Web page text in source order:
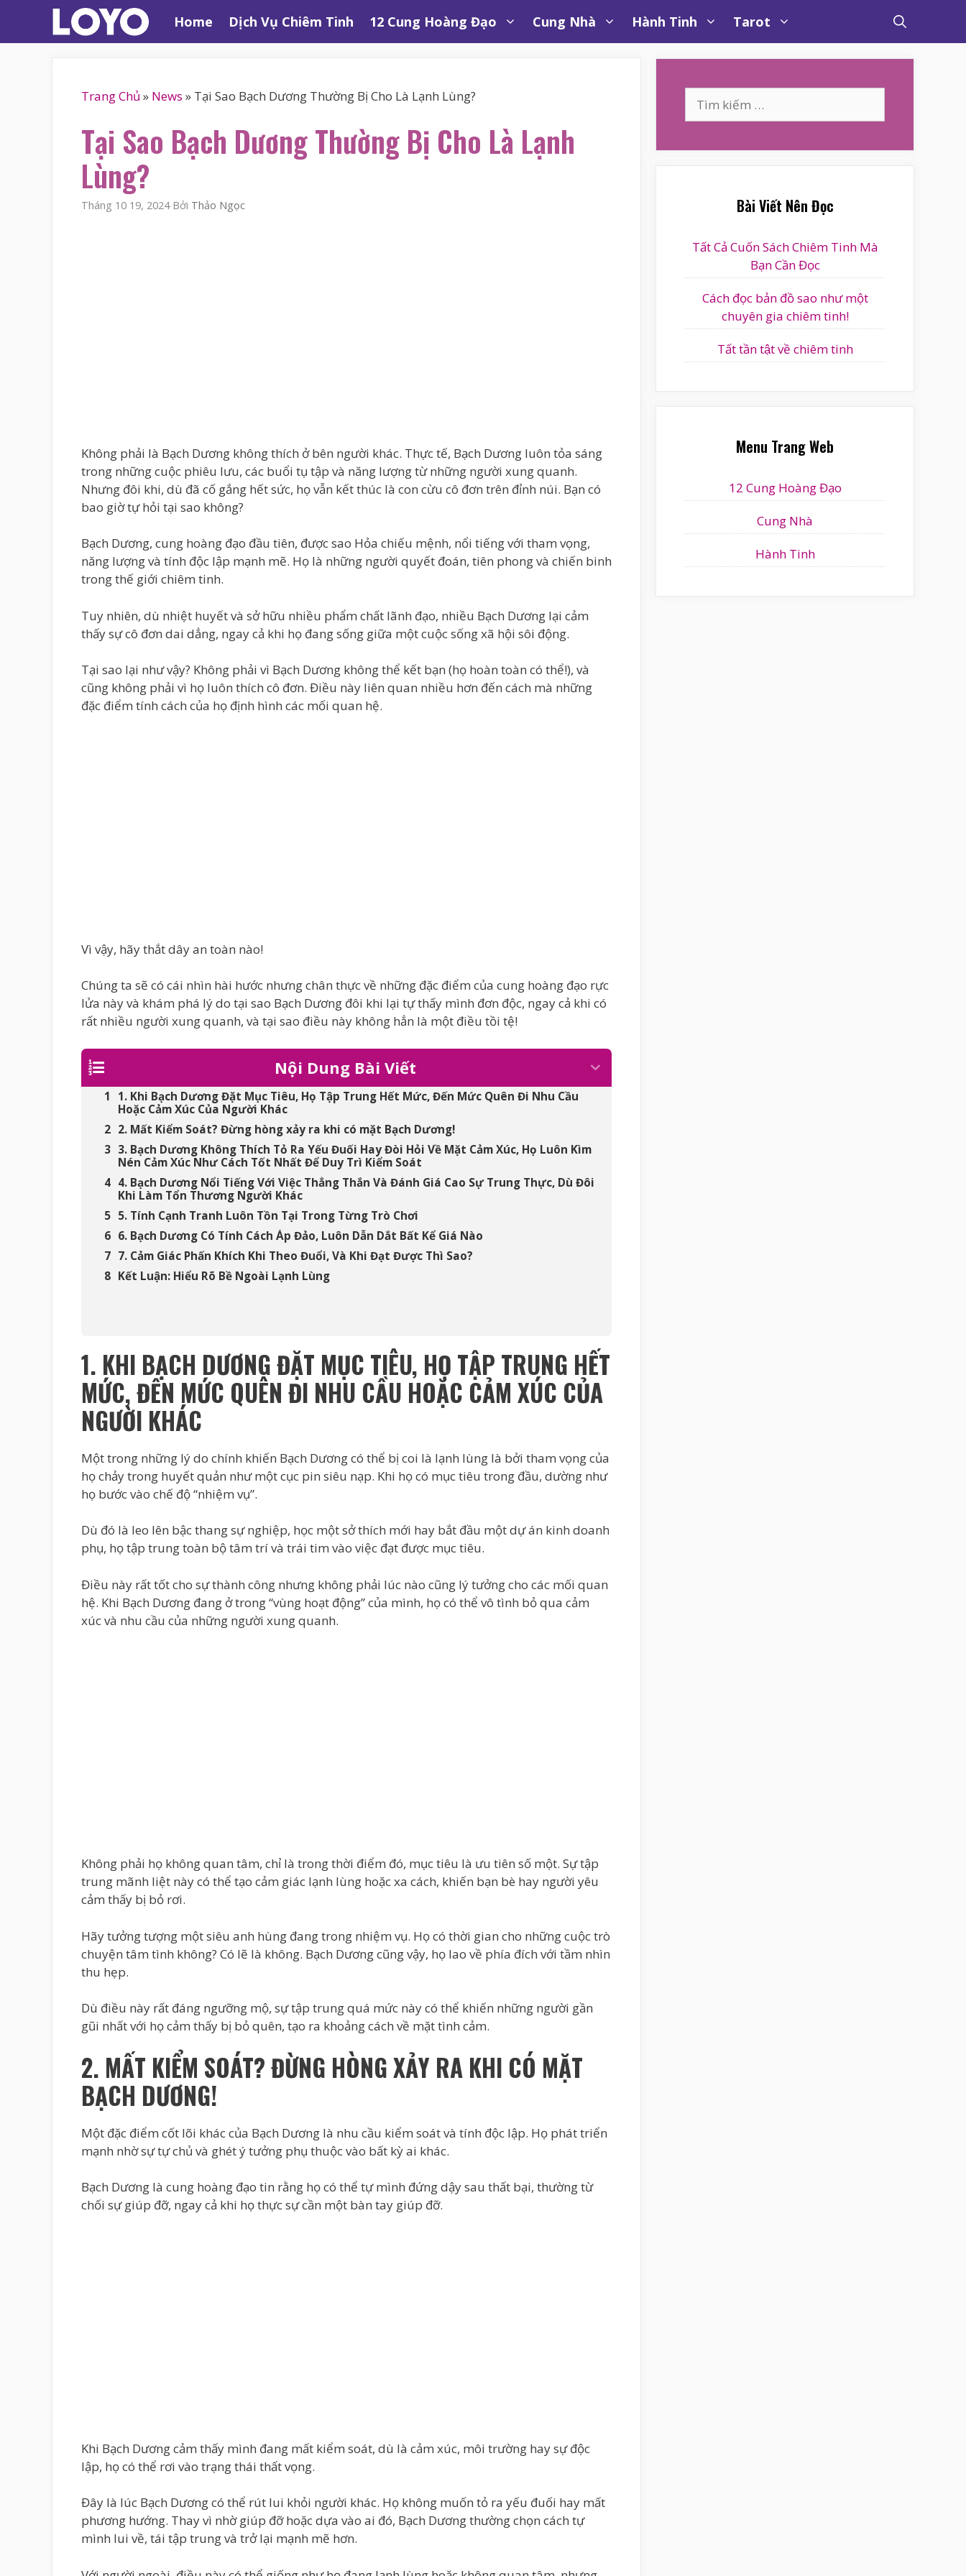
nội
Home Dịch Vụ Chiêm Tinh 12 Cung Hoàng Đạo Cung Nhà Hành Tinh Tarot
Trang Chủ » News » Tại Sao Bạch Dương Thường Bị Cho Là Lạnh Lùng?
Tại Sao Bạch Dương Thường Bị Cho Là Lạnh
Lùng?
Tháng 10 19, 2024 Bởi Thảo Ngọc
Không phải là Bạch Dương không thích ở bên người khác. Thực tế, Bạch Dương luôn tỏa sáng
trong những cuộc phiêu lưu, các buổi tụ tập và năng lượng từ những người xung quanh.
Nhưng đôi khi, dù đã cố gắng hết sức, họ vẫn kết thúc là con cừu cô đơn trên đỉnh núi. Bạn có
bao giờ tự hỏi tại sao không?
Bạch Dương, cung hoàng đạo đầu tiên, được sao Hỏa chiếu mệnh, nổi tiếng với tham vọng,
năng lượng và tính độc lập mạnh mẽ. Họ là những người quyết đoán, tiên phong và chiến binh
trong thế giới chiêm tinh.
Tuy nhiên, dù nhiệt huyết và sở hữu nhiều phẩm chất lãnh đạo, nhiều Bạch Dương lại cảm
thấy sự cô đơn dai dẳng, ngay cả khi họ đang sống giữa một cuộc sống xã hội sôi động.
Tại sao lại như vậy? Không phải vì Bạch Dương không thể kết bạn (họ hoàn toàn có thể!), và
cũng không phải vì họ luôn thích cô đơn. Điều này liên quan nhiều hơn đến cách mà những
đặc điểm tính cách của họ định hình các mối quan hệ.
Vì vậy, hãy thắt dây an toàn nào!
Chúng ta sẽ có cái nhìn hài hước nhưng chân thực về những đặc điểm của cung hoàng đạo rực
lửa này và khám phá lý do tại sao Bạch Dương đôi khi lại tự thấy mình đơn độc, ngay cả khi có
rất nhiều người xung quanh, và tại sao điều này không hẳn là một điều tồi tệ!
Nội Dung Bài Viết
1. Khi Bạch Dương Đặt Mục Tiêu, Họ Tập Trung Hết Mức, Đến Mức Quên Đi Nhu Cầu
Hoặc Cảm Xúc Của Người Khác
2. Mất Kiểm Soát? Đừng hòng xảy ra khi có mặt Bạch Dương!
3. Bạch Dương Không Thích Tỏ Ra Yếu Đuối Hay Đòi Hỏi Về Mặt Cảm Xúc, Họ Luôn Kìm
Nén Cảm Xúc Như Cách Tốt Nhất Để Duy Trì Kiểm Soát
4. Bạch Dương Nổi Tiếng Với Việc Thẳng Thắn Và Đánh Giá Cao Sự Trung Thực, Dù Đôi
Khi Làm Tổn Thương Người Khác
5. Tính Cạnh Tranh Luôn Tồn Tại Trong Từng Trò Chơi
6. Bạch Dương Có Tính Cách Áp Đảo, Luôn Dẫn Dắt Bất Kể Giá Nào
7. Cảm Giác Phấn Khích Khi Theo Đuổi, Và Khi Đạt Được Thì Sao?
Kết Luận: Hiểu Rõ Bề Ngoài Lạnh Lùng
1. KHI BẠCH DƯƠNG ĐẶT MỤC TIÊU, HỌ TẬP TRUNG HẾT
MỨC, ĐẾN MỨC QUÊN ĐI NHU CẦU HOẶC CẢM XÚC CỦA
NGƯỜI KHÁC
Một trong những lý do chính khiến Bạch Dương có thể bị coi là lạnh lùng là bởi tham vọng của
họ chảy trong huyết quản như một cục pin siêu nạp. Khi họ có mục tiêu trong đầu, dường như
họ bước vào chế độ “nhiệm vụ”.
Dù đó là leo lên bậc thang sự nghiệp, học một sở thích mới hay bắt đầu một dự án kinh doanh
phụ, họ tập trung toàn bộ tâm trí và trái tim vào việc đạt được mục tiêu.
Điều này rất tốt cho sự thành công nhưng không phải lúc nào cũng lý tưởng cho các mối quan
hệ. Khi Bạch Dương đang ở trong “vùng hoạt động” của mình, họ có thể vô tình bỏ qua cảm
xúc và nhu cầu của những người xung quanh.
Không phải họ không quan tâm, chỉ là trong thời điểm đó, mục tiêu là ưu tiên số một. Sự tập
trung mãnh liệt này có thể tạo cảm giác lạnh lùng hoặc xa cách, khiến bạn bè hay người yêu
cảm thấy bị bỏ rơi.
Hãy tưởng tượng một siêu anh hùng đang trong nhiệm vụ. Họ có thời gian cho những cuộc trò
chuyện tâm tình không? Có lẽ là không. Bạch Dương cũng vậy, họ lao về phía đích với tầm nhìn
thu hẹp.
Dù điều này rất đáng ngưỡng mộ, sự tập trung quá mức này có thể khiến những người gần
gũi nhất với họ cảm thấy bị bỏ quên, tạo ra khoảng cách về mặt tình cảm.
2. MẤT KIỂM SOÁT? ĐỪNG HÒNG XẢY RA KHI CÓ MẶT
BẠCH DƯƠNG!
Một đặc điểm cốt lõi khác của Bạch Dương là nhu cầu kiểm soát và tính độc lập. Họ phát triển
mạnh nhờ sự tự chủ và ghét ý tưởng phụ thuộc vào bất kỳ ai khác.
Bạch Dương là cung hoàng đạo tin rằng họ có thể tự mình đứng dậy sau thất bại, thường từ
chối sự giúp đỡ, ngay cả khi họ thực sự cần một bàn tay giúp đỡ.
Khi Bạch Dương cảm thấy mình đang mất kiểm soát, dù là cảm xúc, môi trường hay sự độc
lập, họ có thể rơi vào trạng thái thất vọng.
Đây là lúc Bạch Dương có thể rút lui khỏi người khác. Họ không muốn tỏ ra yếu đuối hay mất
phương hướng. Thay vì nhờ giúp đỡ hoặc dựa vào ai đó, Bạch Dương thường chọn cách tự
mình lui về, tái tập trung và trở lại mạnh mẽ hơn.
kiếm
Bài Viết Nên Đọc
Tất Cả Cuốn Sách Chiêm Tinh Mà
Bạn Cần Đọc
Cách đọc bản đồ sao như một
chuyên gia chiêm tinh!
Tất tần tật về chiêm tinh
Menu Trang Web
12 Cung Hoàng Đạo
Cung Nhà
Hành Tinh